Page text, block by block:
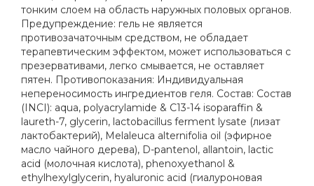
тонким слоем на область наружных половых органов.
Предупреждение: гель не является
противозачаточным средством, не обладает
терапевтическим эффектом, может использоваться с
презервативами, легко смывается, не оставляет
пятен. Противопоказания: Индивидуальная
непереносимость ингредиентов геля. Состав: Состав
(INCI): aqua, polyacrylamide & C13-14 isoparaffin &
laureth-7, glycerin, lactobacillus ferment lysate (лизат
лактобактерий), Melaleuca alternifolia oil (эфирное
масло чайного дерева), D-pantenol, allantoin, lactic
acid (молочная кислота), phenoxyethanol &
ethylhexylglycerin, hyaluronic acid (гиалуроновая